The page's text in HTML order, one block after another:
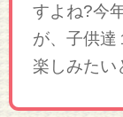
すよね?今
が、子供達
楽しみたい